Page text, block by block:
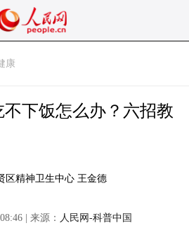
康
下饭怎么办？六招教
区精神卫生中心 王金德
| 来源： 人民网-科普中国